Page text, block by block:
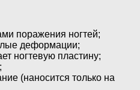
поражения ногтей;
деформации;
ногтевую пластину;
(наносится только на